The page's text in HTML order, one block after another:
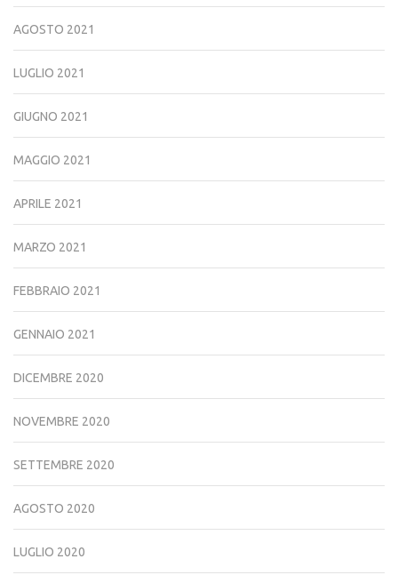
AGOSTO 2021
LUGLIO 2021
GIUGNO 2021
MAGGIO 2021
APRILE 2021
MARZO 2021
FEBBRAIO 2021
GENNAIO 2021
DICEMBRE 2020
NOVEMBRE 2020
SETTEMBRE 2020
AGOSTO 2020
LUGLIO 2020